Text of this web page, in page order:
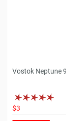
Vostok Neptune
$3